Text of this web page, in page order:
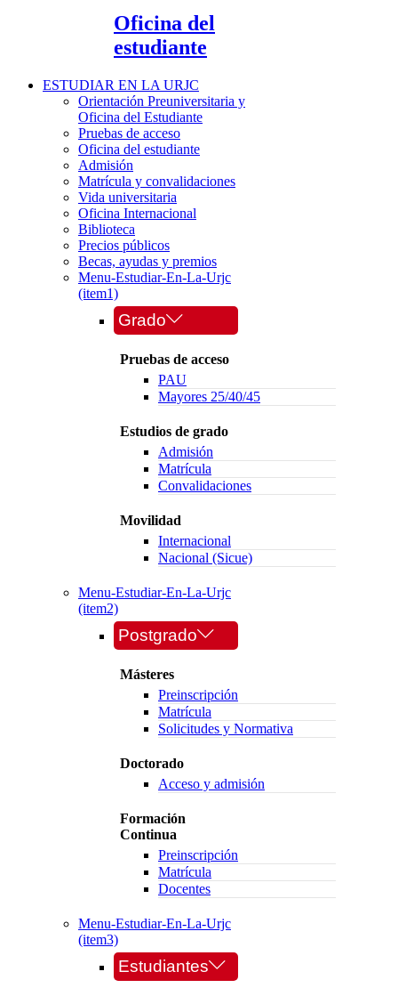
Oficina del
estudiante
ESTUDIAR EN LA URJC
Orientación Preuniversitaria y
Oficina del Estudiante
Pruebas de acceso
Oficina del estudiante
Admisión
Matrícula y convalidaciones
Vida universitaria
Oficina Internacional
Biblioteca
Precios públicos
Becas, ayudas y premios
Menu-Estudiar-En-La-Urjc
(item1)
Grado
Pruebas de acceso
PAU
Mayores 25/40/45
Estudios de grado
Admisión
Matrícula
Convalidaciones
Movilidad
Internacional
Nacional (Sicue)
Menu-Estudiar-En-La-Urjc
(item2)
Postgrado
Másteres
Preinscripción
Matrícula
Solicitudes y Normativa
Doctorado
Acceso y admisión
Formación
Continua
Preinscripción
Matrícula
Docentes
Menu-Estudiar-En-La-Urjc
(item3)
Estudiantes